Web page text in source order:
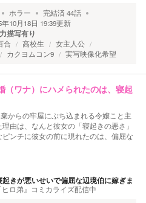
ホラー 完結済 44話
年10月18日 19:39更新
描写有り
合 高校生
女主人公
カクヨムコン9 実写映像化希望
（ワナ）にハメられたのは、寝起
からの牢屋にぶち込まれる令嬢こと主
由は、なんと彼女の「寝起きの悪さ」
ンチに彼女の前に現れたのは、偏屈な
きが悪いせいで偏屈な辺境伯に嫁ぎま
ロ弟』コミカライズ配信中